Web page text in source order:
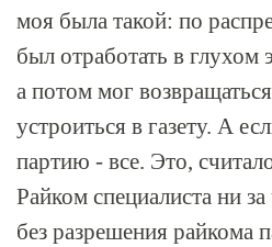
моя была такой: по
был отработать в глухом
а потом мог
устроиться в газету. А
партию - все. Это,
Райком специалиста ни за
без разрешения райкома